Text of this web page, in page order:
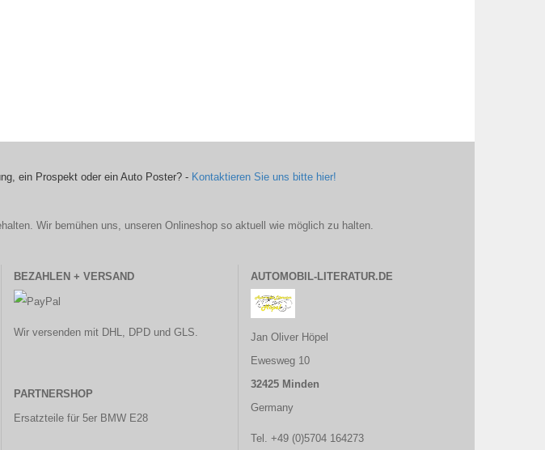
ein Prospekt oder ein Auto Poster? - Kontaktieren Sie uns bitte hier!
Wir bemühen uns, unseren Onlineshop so aktuell wie möglich zu halten.
BEZAHLEN + VERSAND
Wir versenden mit DHL, DPD und GLS.
PARTNERSHOP
Ersatzteile für 5er BMW E28
AUTOMOBIL-LITERATUR.DE
Jan Oliver Höpel
Ewesweg 10
32425 Minden
Germany
Tel. +49 (0)5704 164273